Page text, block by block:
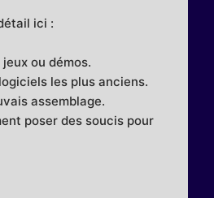
ici :
ou démos.
les plus anciens.
assemblage.
poser des soucis pour